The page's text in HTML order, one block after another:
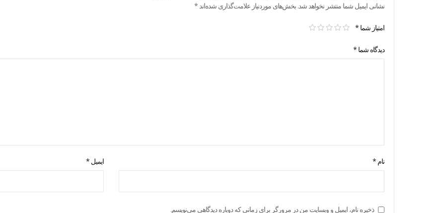
نشانی ایمیل شما منتشر نخواهد شد. بخش‌های موردنیاز علامت‌گذاری شده‌اند *
امتیاز شما *
دیدگاه شما *
نام * ایمیل *
ذخیره نام، ایمیل و وبسایت من در مرورگر برای زمانی که دوباره دیدگاهی می‌نویسم.